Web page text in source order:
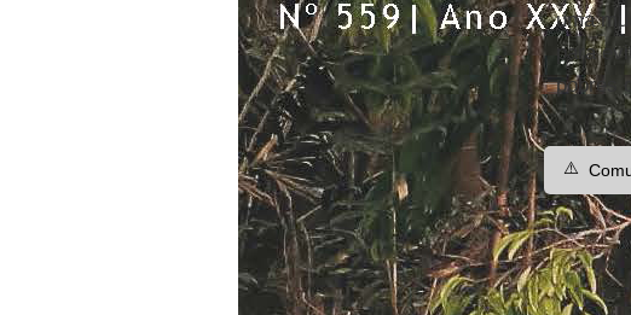
uma
para
pobres
⚠️